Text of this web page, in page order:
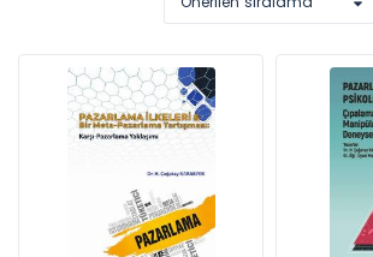
Konulara Göre
Pazarlama (2)
Sosyal,Beşeri Ve İdari Bilimler (2)
Yayınevlerine Göre
Necmettin Erbakan Üniversitesi